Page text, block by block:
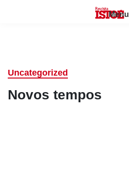
Menu
Uncategorized
Novos tempos